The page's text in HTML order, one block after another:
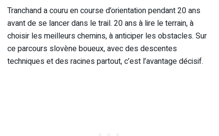
Tranchand a couru en course d’orientation pendant 20 ans
avant de se lancer dans le trail. 20 ans à lire le terrain, à
choisir les meilleurs chemins, à anticiper les obstacles. Sur
ce parcours slovène boueux, avec des descentes
techniques et des racines partout, c’est l’avantage décisif.